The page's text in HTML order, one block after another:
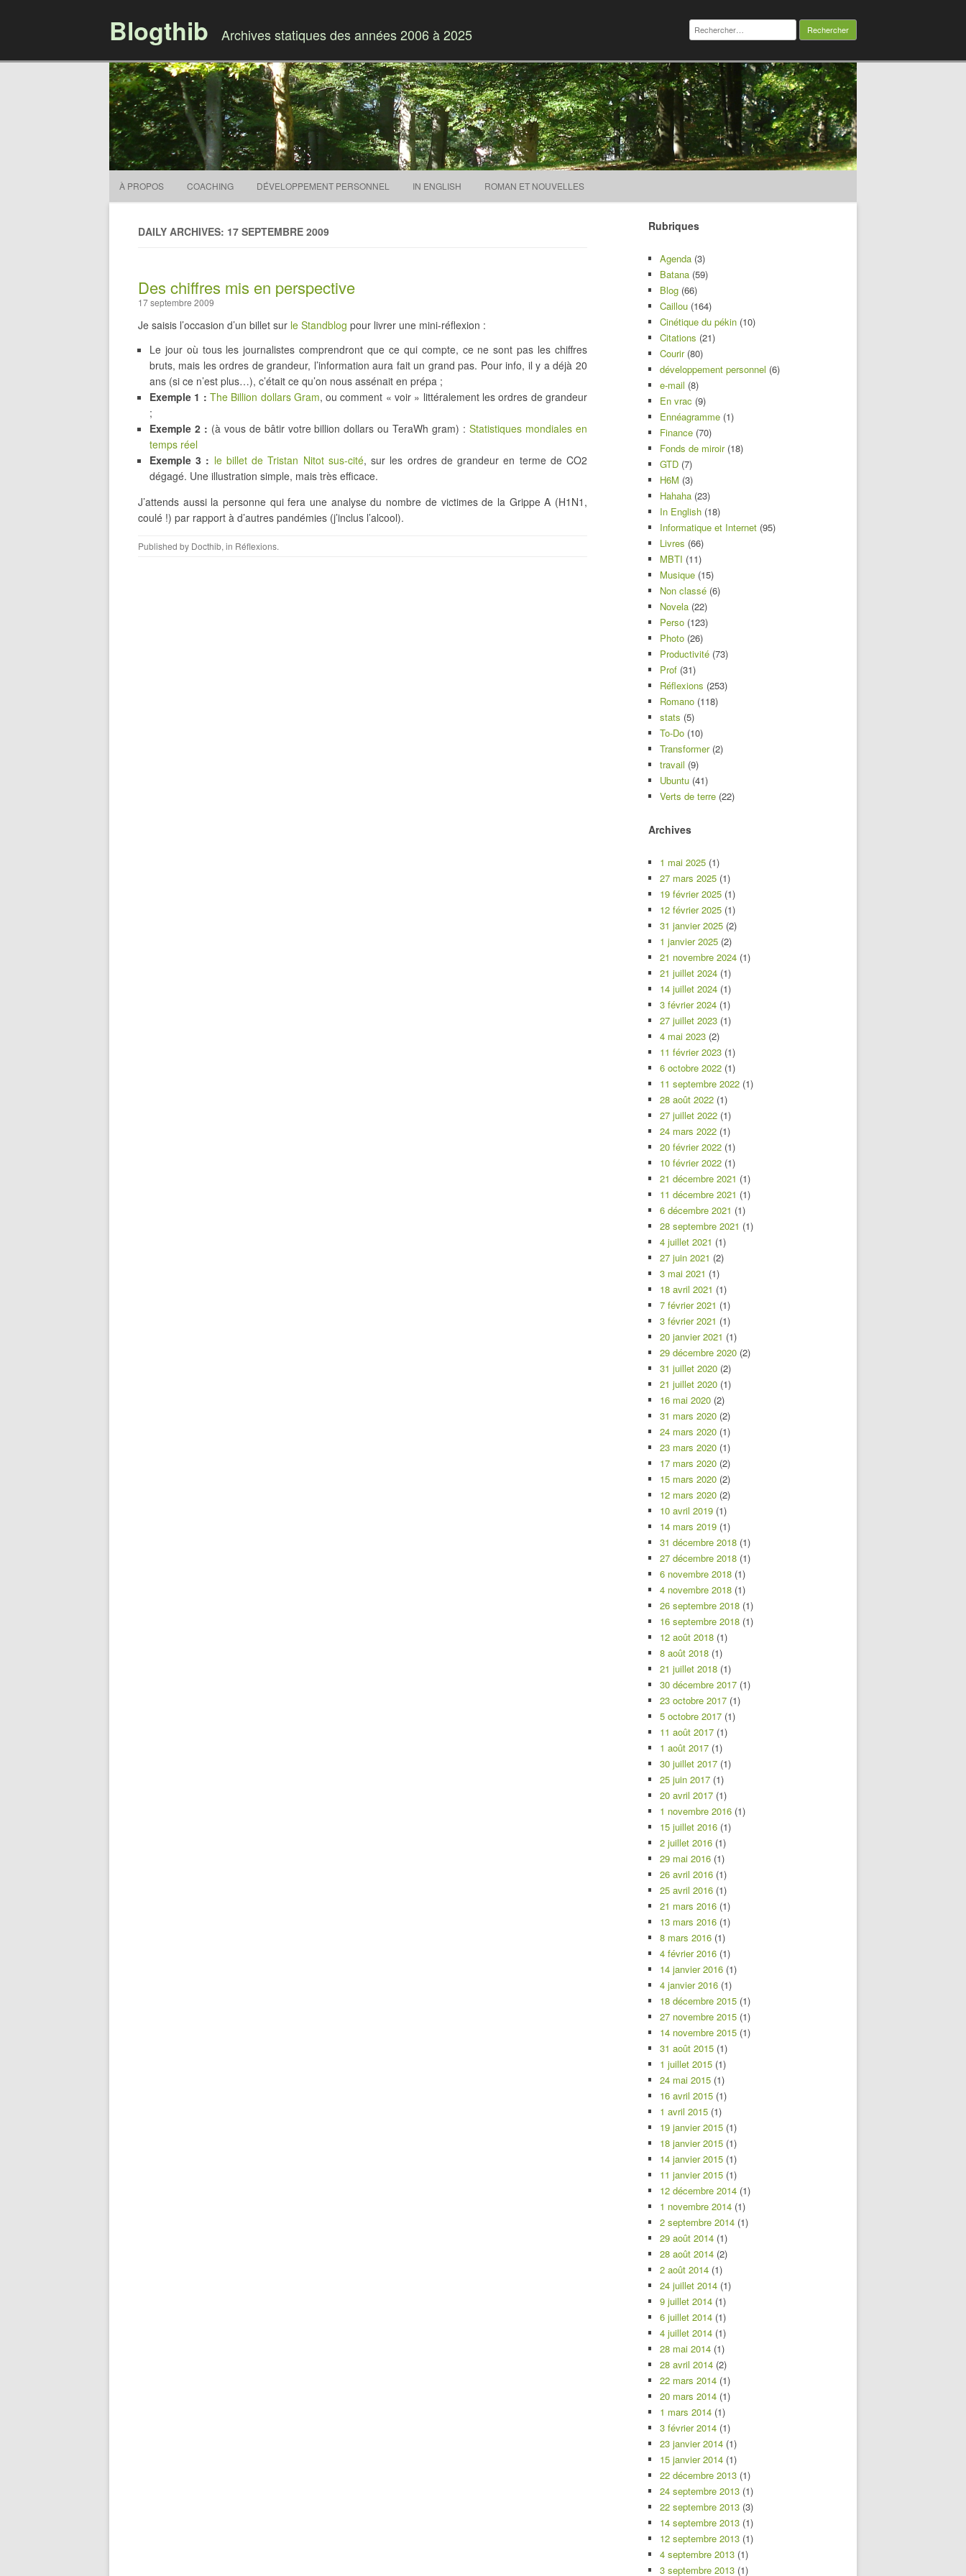
Blogthib Archives statiques des années 2006 à 2025
Rechercher :
À PROPOS COACHING DÉVELOPPEMENT PERSONNEL IN ENGLISH ROMAN ET NOUVELLES
DAILY ARCHIVES: 17 SEPTEMBRE 2009
Des chiffres mis en perspective
17 septembre 2009
Je saisis l’occasion d’un billet sur le Standblog pour livrer une mini-réflexion :
Le jour où tous les journalistes comprendront que ce qui compte, ce ne sont pas les chiffres
bruts, mais les ordres de grandeur, l’information aura fait un grand pas. Pour info, il y a déjà 20
ans (si ce n’est plus…), c’était ce qu’on nous assénait en prépa ;
Exemple 1 : The Billion dollars Gram, ou comment « voir » littéralement les ordres de grandeur
;
Exemple 2 : (à vous de bâtir votre billion dollars ou TeraWh gram) :Statistiques mondiales en
temps réel
Exemple 3 : le billet de Tristan Nitot sus-cité, sur les ordres de grandeur en terme de CO2
dégagé. Une illustration simple, mais très efficace.
J’attends aussi la personne qui fera une analyse du nombre de victimes de la Grippe A (H1N1,
coulé !) par rapport à d’autres pandémies (j’inclus l’alcool).
Published by Docthib, in Réflexions.
Rubriques
Agenda (3)
Batana (59)
Blog (66)
Caillou (164)
Cinétique du pékin (10)
Citations (21)
Courir(80)
développement personnel (6)
e-mail (8)
En vrac (9)
Ennéagramme (1)
Finance (70)
Fonds de miroir(18)
GTD (7)
H6M (3)
Hahaha (23)
In English (18)
Informatique et Internet (95)
Livres (66)
MBTI (11)
Musique (15)
Non classé (6)
Novela (22)
Perso (123)
Photo (26)
Productivité (73)
Prof (31)
Réflexions (253)
Romano (118)
stats (5)
To-Do (10)
Transformer(2)
travail (9)
Ubuntu (41)
Verts de terre (22)
Archives
1 mai 2025 (1)
27 mars 2025 (1)
19 février 2025 (1)
12 février 2025 (1)
31 janvier 2025 (2)
1 janvier 2025 (2)
21 novembre 2024 (1)
21 juillet 2024 (1)
14 juillet 2024 (1)
3 février 2024 (1)
27 juillet 2023 (1)
4 mai 2023 (2)
11 février 2023 (1)
6 octobre 2022 (1)
11 septembre 2022 (1)
28 août 2022 (1)
27 juillet 2022 (1)
24 mars 2022 (1)
20 février 2022 (1)
10 février 2022 (1)
21 décembre 2021 (1)
11 décembre 2021 (1)
6 décembre 2021 (1)
28 septembre 2021 (1)
4 juillet 2021 (1)
27 juin 2021 (2)
3 mai 2021 (1)
18 avril 2021 (1)
7 février 2021 (1)
3 février 2021 (1)
20 janvier 2021 (1)
29 décembre 2020 (2)
31 juillet 2020 (2)
21 juillet 2020 (1)
16 mai 2020 (2)
31 mars 2020 (2)
24 mars 2020 (1)
23 mars 2020 (1)
17 mars 2020 (2)
15 mars 2020 (2)
12 mars 2020 (2)
10 avril 2019 (1)
14 mars 2019 (1)
31 décembre 2018 (1)
27 décembre 2018 (1)
6 novembre 2018 (1)
4 novembre 2018 (1)
26 septembre 2018 (1)
16 septembre 2018 (1)
12 août 2018 (1)
8 août 2018 (1)
21 juillet 2018 (1)
30 décembre 2017 (1)
23 octobre 2017 (1)
5 octobre 2017 (1)
11 août 2017 (1)
1 août 2017 (1)
30 juillet 2017 (1)
25 juin 2017 (1)
20 avril 2017 (1)
1 novembre 2016 (1)
15 juillet 2016 (1)
2 juillet 2016 (1)
29 mai 2016 (1)
26 avril 2016 (1)
25 avril 2016 (1)
21 mars 2016 (1)
13 mars 2016 (1)
8 mars 2016 (1)
4 février 2016 (1)
14 janvier 2016 (1)
4 janvier 2016 (1)
18 décembre 2015 (1)
27 novembre 2015 (1)
14 novembre 2015 (1)
31 août 2015 (1)
1 juillet 2015 (1)
24 mai 2015 (1)
16 avril 2015 (1)
1 avril 2015 (1)
19 janvier 2015 (1)
18 janvier 2015 (1)
14 janvier 2015 (1)
11 janvier 2015 (1)
12 décembre 2014 (1)
1 novembre 2014 (1)
2 septembre 2014 (1)
29 août 2014 (1)
28 août 2014 (2)
2 août 2014 (1)
24 juillet 2014 (1)
9 juillet 2014 (1)
6 juillet 2014 (1)
4 juillet 2014 (1)
28 mai 2014 (1)
28 avril 2014 (2)
22 mars 2014 (1)
20 mars 2014 (1)
1 mars 2014 (1)
3 février 2014 (1)
23 janvier 2014 (1)
15 janvier 2014 (1)
22 décembre 2013 (1)
24 septembre 2013 (1)
22 septembre 2013 (3)
14 septembre 2013 (1)
12 septembre 2013 (1)
4 septembre 2013 (1)
3 septembre 2013 (1)